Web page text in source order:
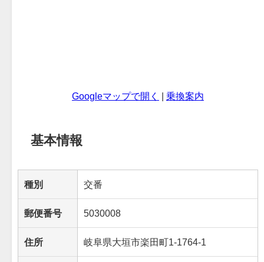
Googleマップで開く 乗換案内
基本情報
種別 交番
郵便番号 5030008
住所 岐阜県大垣市楽田町1-1764-1